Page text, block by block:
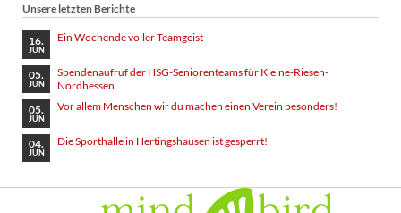
Unsere letzten Berichte
16.
JUN
Ein Wochende voller Teamgeist
05.
JUN
Spendenaufruf der HSG-Seniorenteams für Kleine-Riesen-
Nordhessen
05.
JUN
Vor allem Menschen wir du machen einen Verein besonders!
04.
JUN
Die Sporthalle in Hertingshausen ist gesperrt!